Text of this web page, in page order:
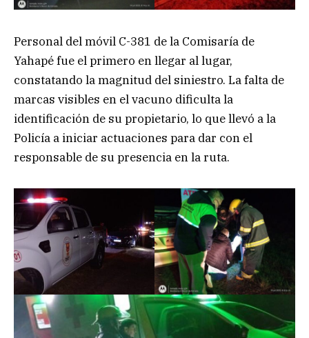
Personal del móvil C-381 de la Comisaría de
Yahapé fue el primero en llegar al lugar,
constatando la magnitud del siniestro. La falta de
marcas visibles en el vacuno dificulta la
identificación de su propietario, lo que llevó a la
Policía a iniciar actuaciones para dar con el
responsable de su presencia en la ruta.